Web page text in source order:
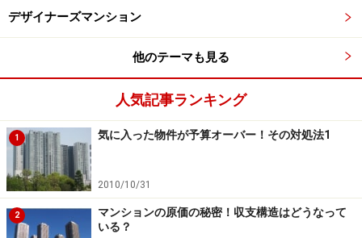
キャッシュフローベースで、費用がかかるのは分譲か？
賃貸か？次のページで！
い。
デザイナーズマンション
他のテーマも見る
人気記事ランキング
1 気に入った物件が予算オーバー！その対処法1
2010/10/31
2
マンションの原価の秘密！収支構造はどうなって
いる？